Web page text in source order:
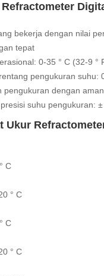
bekerja dengan nilai
tepat
0-35 ° C (32-9
pengukuran suhu:
pengukuran dengan aman.
suhu pengukuran: ±
Ukur
C
° C
C
° C